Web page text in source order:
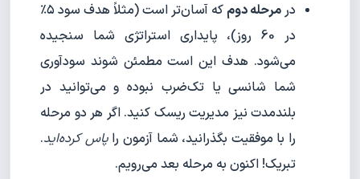
درمرحله دوم
که آسان‌تر است (مثلاً هدف سود ۵٪
در 60 روز)، پایداری استراتژی شما سنجیده
می‌شود. هدف این است مطمئن شوند سودآوری
شما شانسی یا تک‌ضرب نبوده و می‌توانید در
بلندمدت نیز مدیریت ریسک کنید. اگر هر دو مرحله
را با موفقیت بگذرانید، شما آزمون راپاس کرده‌اید.
تبریک! اکنون به مرحله بعد می‌رویم.